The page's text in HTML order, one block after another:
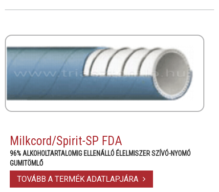
Milkcord/Spirit-SP FDA
96% ALKOHOLTARTALOMIG ELLENÁLLÓ ÉLELMISZER SZÍVÓ-NYOMÓ
GUMITÖMLŐ
TOVÁBB A TERMÉK ADATLAPJÁRA